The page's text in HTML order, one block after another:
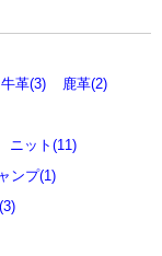
牛革(3)
鹿革(2)
ニット(11)
ンプ(1)